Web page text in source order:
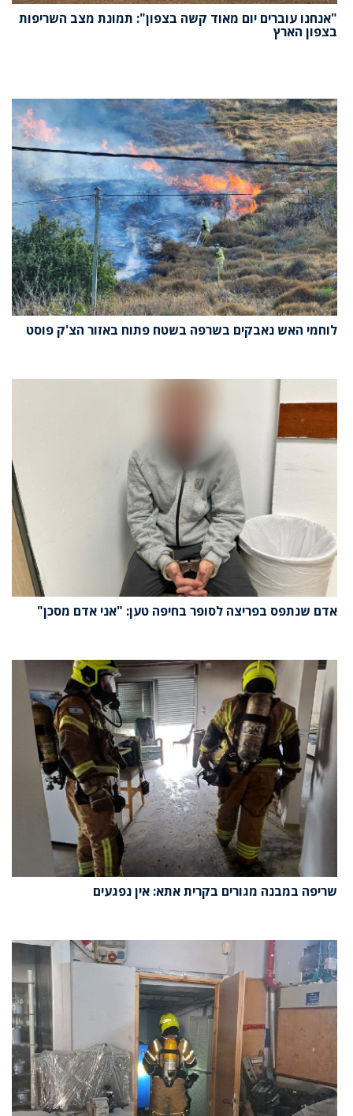
"אנחנו עוברים יום מאוד קשה בצפון": תמונת מצב השריפות
בצפון הארץ
לוחמי האש נאבקים בשרפה בשטח פתוח באזור הצ'ק פוסט
אדם שנתפס בפריצה לסופר בחיפה טען: "אני אדם מסכן"
שריפה במבנה מגורים בקרית אתא: אין נפגעים